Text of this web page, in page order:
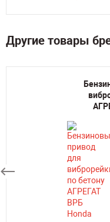
Другие товары